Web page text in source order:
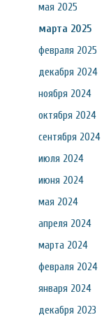
мая 2025
марта 2025
февраля 2025
декабря 2024
ноября 2024
октября 2024
сентября 2024
июля 2024
июня 2024
мая 2024
апреля 2024
марта 2024
февраля 2024
января 2024
декабря 2023